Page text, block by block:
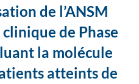
de l’ANSM
de Phase
la molécule
atteints de